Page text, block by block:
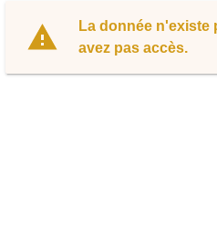
La donnée
avez pas accès.